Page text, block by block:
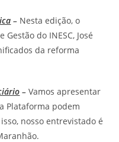
– Nesta edição, o
do INESC, José
da reforma
–Vamos apresentar
Plataforma podem
nosso entrevistado é